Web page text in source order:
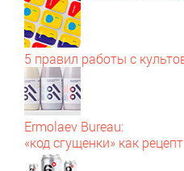
5 правил работы с
Ermolaev Bureau:
«код сгущенки» как